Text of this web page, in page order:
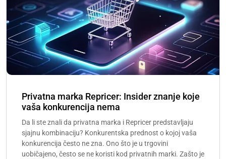
Privatna marka Repricer: Insider znanje koje
vaša konkurencija nema
Da li ste znali da privatna marka i Repricer predstavljaju
sjajnu kombinaciju? Konkurentska prednost o kojoj vaša
konkurencija često ne zna. Ono što je u trgovini
uobičajeno, često se ne koristi kod privatnih marki. Zašto je